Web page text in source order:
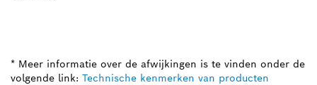
* Meer informatie over de afwijkingen is te vinden onder de
volgende link: Technische kenmerken van producten